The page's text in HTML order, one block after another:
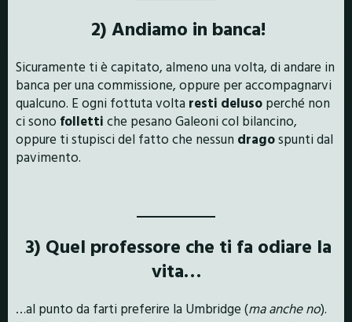
2) Andiamo in banca!
Sicuramente ti è capitato, almeno una volta, di andare in
banca per una commissione, oppure per accompagnarvi
qualcuno. E ogni fottuta volta resti deluso perché non
ci sono folletti che pesano Galeoni col bilancino,
oppure ti stupisci del fatto che nessun dragospunti dal
pavimento.
3) Quel professore che ti fa odiare la
vita…
…al punto da farti preferire la Umbridge (ma anche no).